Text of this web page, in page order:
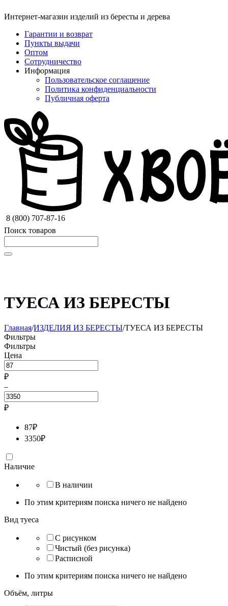
Интернет-магазин изделий из бересты и дерева
Гарантии и возврат
Пункты выдачи
Оптом
Сотрудничество
Информация
Пользовательское соглашение
Политика конфиденциальности
Публичная оферта
8 (800) 707-87-16
Поиск товаров
ТУЕСА ИЗ БЕРЕСТЫ
Главная/ИЗДЕЛИЯ ИЗ БЕРЕСТЫ/ТУЕСА ИЗ БЕРЕСТЫ
Фильтры
Фильтры
Цена
₽
–
₽
87₽
3350₽
Наличие
В наличии
По этим критериям поиска ничего не найдено
Вид туеса
С рисунком
Чистый (без рисунка)
Расписной
По этим критериям поиска ничего не найдено
Объём, литры